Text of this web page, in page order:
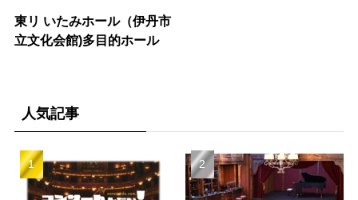
東リ いたみホール（伊丹市
立文化会館)多目的ホール
人気記事